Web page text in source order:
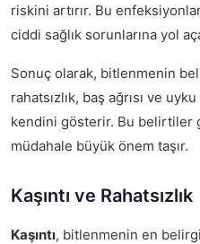
riskini artırır. Bu
ciddi sağlık sorunlarına yol
Sonuç olarak, bitlenmenin
rahatsızlık, baş ağrısı ve
kendini gösterir. Bu belirtiler
müdahale büyük önem taşır.
Kaşıntı ve Rahatsızlık
Kaşıntı, bitlenmenin en